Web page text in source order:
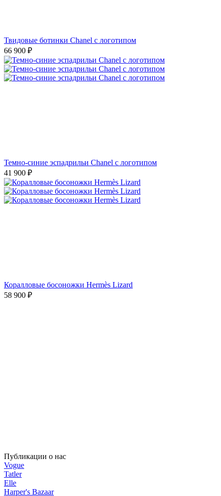
Твидовые ботинки Chanel с логотипом
66 900 ₽
Темно-синие эспадрильи Chanel с логотипом
41 900 ₽
Коралловые босоножки Hermès Lizard
58 900 ₽
Публикации о нас
Vogue
Tatler
Elle
Harper's Bazaar